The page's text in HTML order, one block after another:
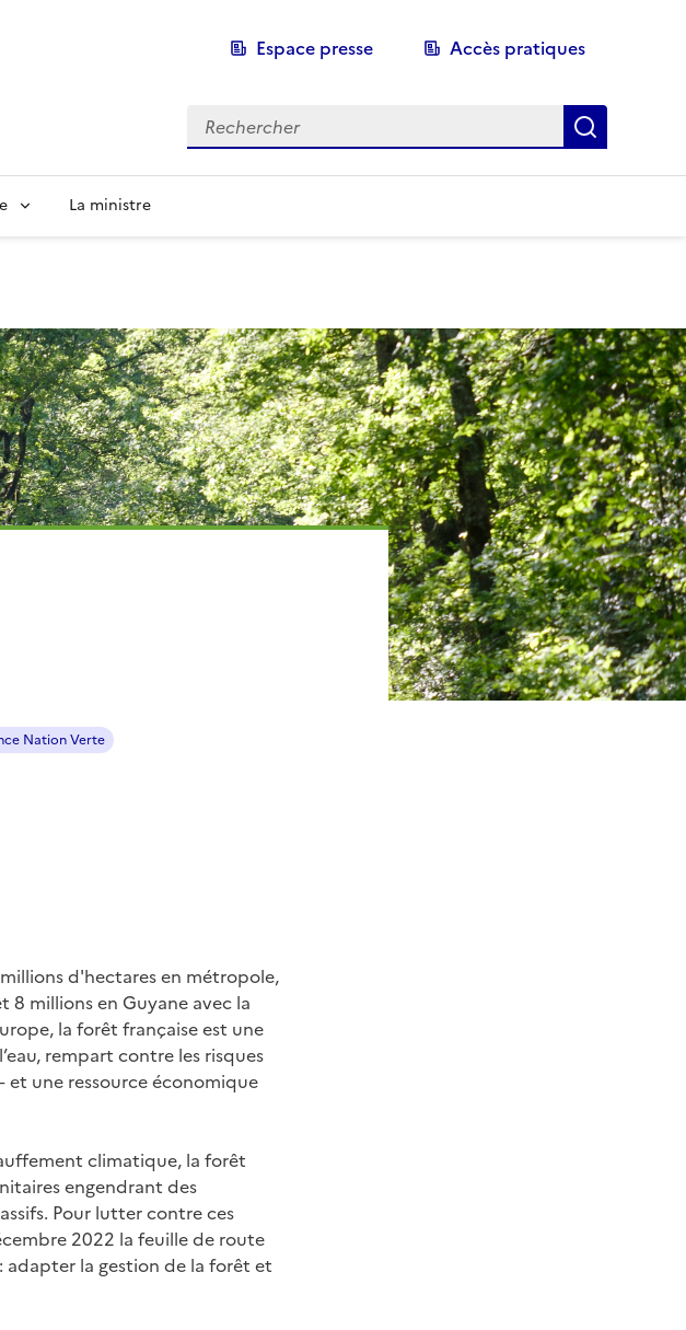
Espace presse Accès pratiques
Recherche
La ministre
Nation Verte
d'hectares en métropole,
millions en Guyane avec la
la forêt française est une
rempart contre les risques
et une ressource économique
climatique, la forêt
engendrant des
Pour lutter contre ces
2022 la feuille de route
la gestion de la forêt et